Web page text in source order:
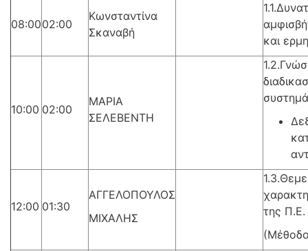
08:0002:00
Κωνσταντίνα
Σκαναβή
και
10:00 02:00
ΜΑΡΙΑ
ΣΕΛΕΒΕΝΤΗ
12:00 01:30
ΑΓΓΕΛΟΠΟΥΛΟΣ
ΜΙΧΑΛΗΣ
της Π.Ε.